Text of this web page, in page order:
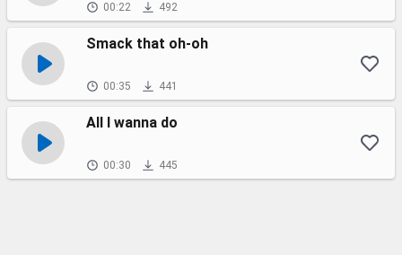
00:22 492
Smack that oh-oh
00:35 441
All I wanna do
00:30 445